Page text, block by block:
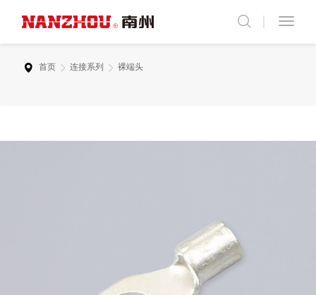
首页 连接系列 裸端头